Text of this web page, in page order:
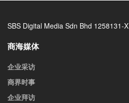
SBS Digital Media Sdn Bhd 1258131-X
商海媒体
企业采访
商界时事
企业拜访